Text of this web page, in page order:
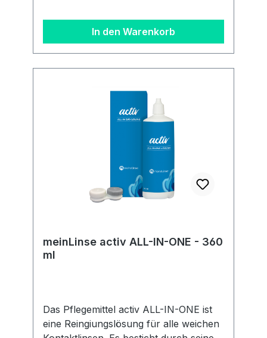
verantwortungsbewusstes
Unternehmen legen wir großen Wert
auf Transparenz und die Einhaltung
Informationen über den
verantwortlichen Wirtschaftsakteur
bereitzustellen. Dieser ist für die
Einhaltung der EU-Vorschriften zu
unseren Produkten verantwortlich.
Hersteller:Soleko Via Ravano 03037
Pontecorvo Italy electronic address:
https://www.meniconsoleko.it/contatti/h
In den Warenkorb
meinLinse activ ALL-IN-ONE - 360
ml
Das Pflegemittel activ ALL-IN-ONE ist
eine Reingiungslösung für alle weichen